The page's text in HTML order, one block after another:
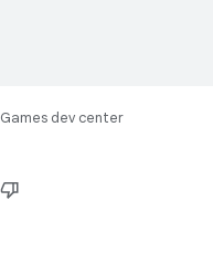
Games dev center